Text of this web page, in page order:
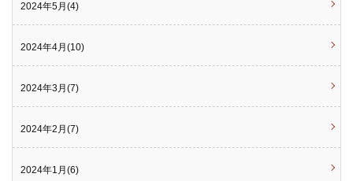
2024年5月(4)
2024年4月(10)
2024年3月(7)
2024年2月(7)
2024年1月(6)